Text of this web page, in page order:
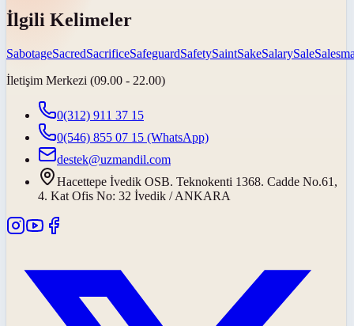
İlgili Kelimeler
SabotageSacredSacrificeSafeguardSafetySaintSakeSalarySale
İletişim Merkezi (09.00 - 22.00)
0(312) 911 37 15
0(546) 855 07 15 (WhatsApp)
destek@uzmandil.com
Hacettepe İvedik OSB. Teknokenti 1368. Cadde No.61,
4. Kat Ofis No: 32 İvedik / ANKARA